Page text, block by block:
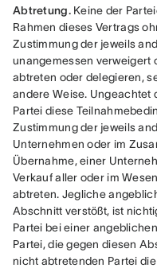
Abtretung. Keine der
Rahmen dieses Vertrags
Zustimmung der jeweils
unangemessen verweigert
abtreten oder delegieren,
andere Weise. Ungeachtet
Partei diese
Zustimmung der jeweils
Unternehmen oder im
Übernahme, einer
Verkauf aller oder im
abtreten. Jegliche
Abschnitt verstößt, ist
Partei bei einer
Partei, die gegen diesen
nicht abtretenden Partei